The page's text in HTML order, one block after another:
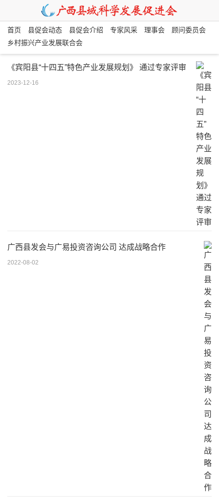
首页 县促会动态 县促会介绍 专家风采 理事会
顾问委员会
乡村振兴产业发展联合会
《宾阳县“十四五”特色产业发展规划》 通过专家评审
2023-12-16
广西县发会与广易投资咨询公司 达成战略合作
2022-08-02